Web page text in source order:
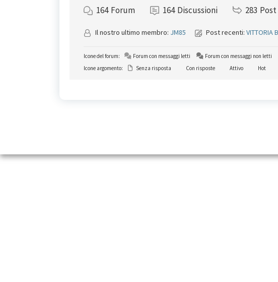
164 Forum 164 Discussioni 283 Post
Il nostro ultimo membro: JM85 Post recenti: VITTORIA
Icone del forum: Forum con messaggi letti
Forum con messaggi non letti
Icone argomento:
Senza risposta Con risposte Attivo Hot